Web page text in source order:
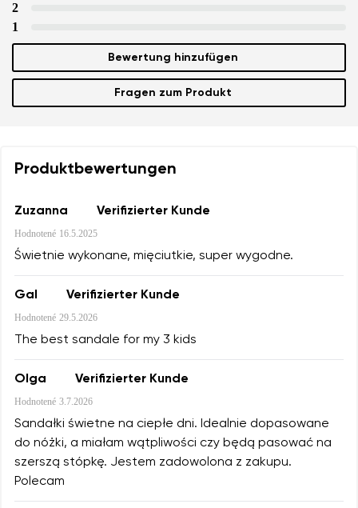
2
1
Bewertung hinzufügen
Fragen zum Produkt
Produktbewertungen
Zuzanna Verifizierter Kunde
Hodnotené 16.5.2025
Świetnie wykonane, mięciutkie, super wygodne.
Gal Verifizierter Kunde
Hodnotené 29.5.2026
The best sandale for my 3 kids
Olga Verifizierter Kunde
Hodnotené 3.7.2026
Sandałki świetne na ciepłe dni. Idealnie dopasowane
do nóżki, a miałam wątpliwości czy będą pasować na
szerszą stópkę. Jestem zadowolona z zakupu.
Polecam